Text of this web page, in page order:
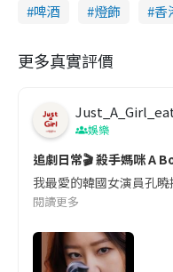
啤酒
燈飾 香
更多真實評價
娛樂
追劇日常🎬 殺手媽咪 A
我最愛的韓國女演員孔
閱讀更多